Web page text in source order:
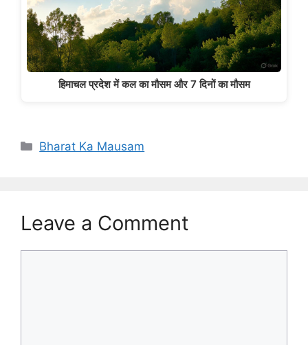
हिमाचल प्रदेश में कल का मौसम और 7 दिनों का मौसम
Categories
Bharat Ka Mausam
Leave a Comment